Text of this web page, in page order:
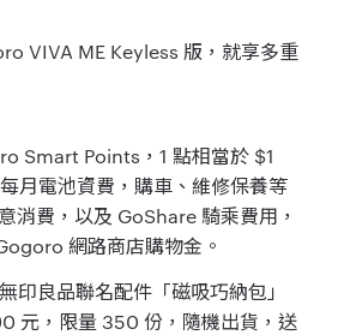
VIVA ME Keyless 版，就享多重
Smart Points，1 點相當於 $1
月電池資費，購車、維修保養等
消費，以及 GoShare 騎乘費用，
網路商店購物金。
印良品聯名配件「磁吸巧納包」
元，限量 350 份，隨機出貨，送